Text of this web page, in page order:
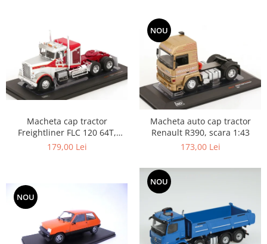
Macheta cap tractor
Freightliner FLC 120 64T,
scara 1:43
179,00 Lei
NOU
Macheta auto cap tractor
Renault R390, scara 1:43
173,00 Lei
NOU
NOU